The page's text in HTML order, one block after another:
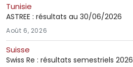
Tunisie
ASTREE : résultats au 30/06/2026
Août 6, 2026
Suisse
Swiss Re : résultats semestriels 2026